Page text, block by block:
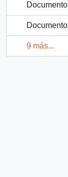
Documento
Documento
9 más...